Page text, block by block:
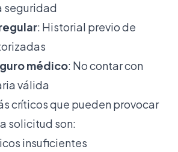
seguridad
: Historial previo de
médico: No contar con
válida
críticos que pueden provocar
solicitud son:
insuficientes